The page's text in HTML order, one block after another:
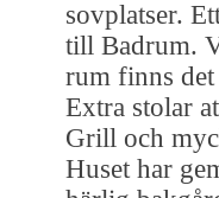
sovplatser.
till Badrum.
rum finns
Extra stolar
Grill och
Huset har